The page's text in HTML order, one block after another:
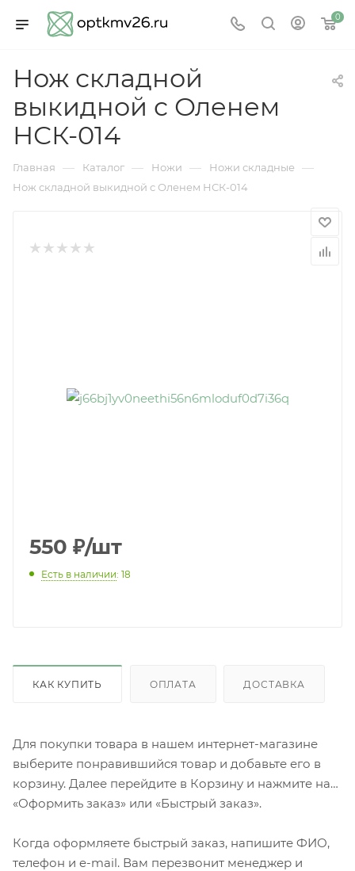
0
Нож складной
выкидной с Оленем
НСК-014
Главная — Каталог — Ножи — Ножи складные —
Нож складной выкидной с Оленем НСК-014
550 ₽/шт
Есть в наличии: 18
КАК КУПИТЬ ОПЛАТА ДОСТАВКА
Для покупки товара в нашем интернет-магазине
выберите понравившийся товар и добавьте его в
корзину. Далее перейдите в Корзину и нажмите на
«Оформить заказ» или «Быстрый заказ».
Когда оформляете быстрый заказ, напишите ФИО,
телефон и e-mail. Вам перезвонит менеджер и